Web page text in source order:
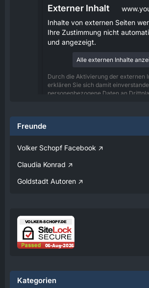
Externer Inhalt
Inhalte von externen Seiten
Ihre Zustimmung nicht
und angezeigt.
Alle externen Inhalte
Durch die Aktivierung der externen
erklären Sie sich damit
personenbezogene Daten an
Verfügung gestellt.
Jetzt Online!
Externer Inhalt
und angezeigt.
personenbezogene Daten an
übermittelt werden. Mehr
Freunde
Volker Schopf Facebook
Claudia Konrad
Goldstadt Autoren
Kategorien